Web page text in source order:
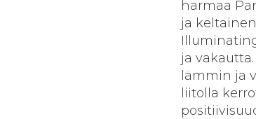
harmaa
ja
ja
lämmin ja
liitolla